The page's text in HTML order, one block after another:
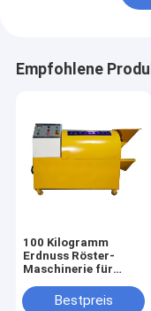
Empfohlene
100 Kilogramm
Erdnuss Röster-
Maschinerie für
Bestpreis